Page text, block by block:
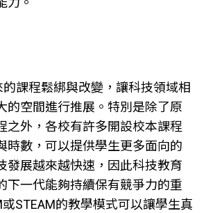
課程鬆綁與改變，讓科技領域相
的空間進行推展。特別是除了原
之外，各校有許多開設校本課程
時數，可以提供學生更多面向的
發展越來越快速，因此科技教育
下一代能夠持續保有競爭力的重
STEAM的教學模式可以讓學生真